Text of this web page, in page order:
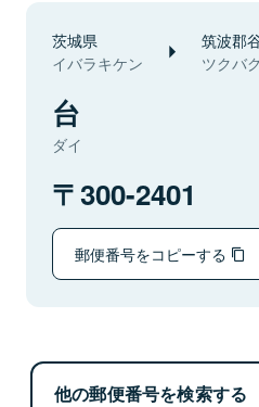
茨城県
イバラキケン
筑波郡
ツクバ
台
ダイ
300-2401
郵便番号をコピーする
他の郵便番号を検索する